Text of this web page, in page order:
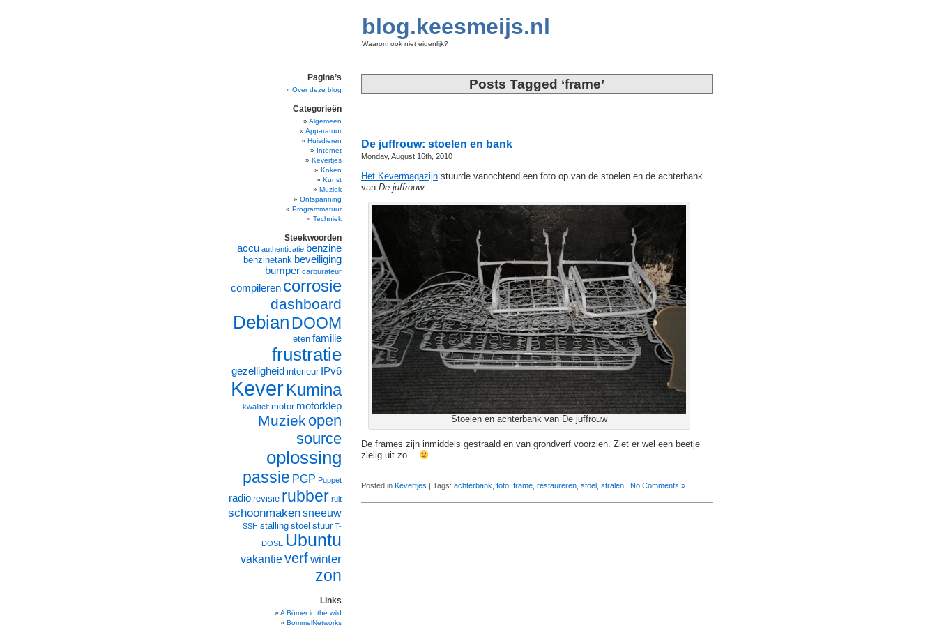
blog.keesmeijs.nl
Waarom ook niet eigenlijk?
Posts Tagged ‘frame’
De juffrouw: stoelen en bank
Monday, August 16th, 2010
Het Kevermagazijn stuurde vanochtend een foto op van de stoelen en de achterbank
van De juffrouw:
Stoelen en achterbank van De juffrouw
De frames zijn inmiddels gestraald en van grondverf voorzien. Ziet er wel een beetje
zielig uit zo…
Posted in Kevertjes | Tags: achterbank foto frame restaureren stoel stralen No Comments »
Pagina’s
Over deze blog
Categorieën
Algemeen
Apparatuur
Huisdieren
Internet
Kevertjes
Koken
Kunst
Muziek
Ontspanning
Programmatuur
Techniek
Steekwoorden
accu authenticatie benzine
benzinetank beveiliging
bumper carburateur
compileren corrosie
dashboard
DebianDOOM
eten familie
frustratie
gezelligheid interieur IPv6
KeverKumina
kwaliteit motor motorklep
Muziek open
source
oplossing
passie PGP Puppet
radio revisie rubber ruit
schoonmakensneeuw
SSH stalling stoel stuur T-
DOSE Ubuntu
vakantieverfwinter
zon
Links
A Bömer in the wild
BommelNetworks